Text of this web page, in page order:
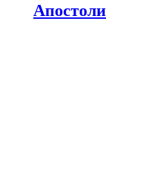
Апостоли